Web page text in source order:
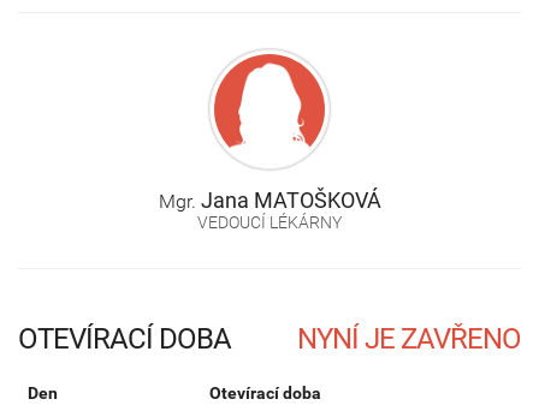
Mgr. Jana MATOŠKOVÁ
VEDOUCÍ LÉKÁRNY
OTEVÍRACÍ DOBA
Den Otevírací doba